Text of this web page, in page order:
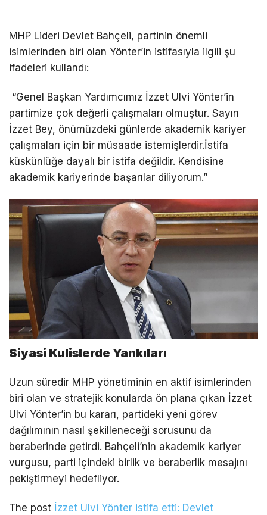
MHP Lideri Devlet Bahçeli, partinin önemli
isimlerinden biri olan Yönter’in istifasıyla ilgili şu
ifadeleri kullandı:
“Genel Başkan Yardımcımız İzzet Ulvi Yönter’in
partimize çok değerli çalışmaları olmuştur. Sayın
İzzet Bey, önümüzdeki günlerde akademik kariyer
çalışmaları için bir müsaade istemişlerdir.İstifa
küskünlüğe dayalı bir istifa değildir. Kendisine
akademik kariyerinde başarılar diliyorum.”
Siyasi Kulislerde Yankıları
Uzun süredir MHP yönetiminin en aktif isimlerinden
biri olan ve stratejik konularda ön plana çıkan İzzet
Ulvi Yönter’in bu kararı, partideki yeni görev
dağılımının nasıl şekilleneceği sorusunu da
beraberinde getirdi. Bahçeli’nin akademik kariyer
vurgusu, parti içindeki birlik ve beraberlik mesajını
pekiştirmeyi hedefliyor.
The post İzzet Ulvi Yönter istifa etti: Devlet